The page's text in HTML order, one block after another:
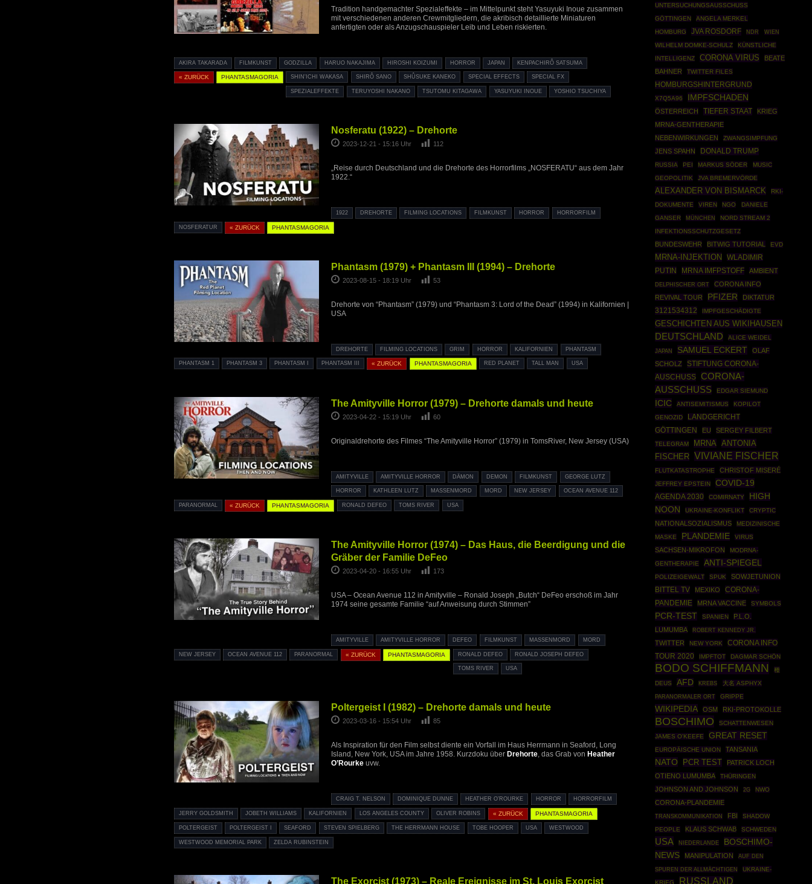
Tradition handgemachter Spezialeffekte – im Mittelpunkt steht Yasuyuki Inoue zusammen
mit verschiedenen anderen Crewmitgliedern, die akribisch detaillierte Miniaturen
anfertigten oder als Anzugschauspieler Leib und Leben riskierten.
AKIRA TAKARADA FILMKUNST GODZILLA HARUO NAKAJIMA HIROSHI KOIZUMI HORROR JAPAN KENPACHIRÔ SATSUMA
« ZURÜCK PHANTASMAGORIA SHIN'ICHI WAKASA SHIRÔ SANO SHÛSUKE KANEKO SPECIAL EFFECTS SPECIAL FX
SPEZIALEFFEKTE TERUYOSHI NAKANO TSUTOMU KITAGAWA YASUYUKI INOUE YOSHIO TSUCHIYA
Nosferatu (1922) – Drehorte
2023-12-21 - 15:16 Uhr 112
„Reise durch Deutschland und die Drehorte des Horrorfilms „NOSFERATU“ aus dem Jahr
1922.“
1922 DREHORTE FILMING LOCATIONS FILMKUNST HORROR HORRORFILM
NOSFERATUR « ZURÜCK PHANTASMAGORIA
Phantasm (1979) + Phantasm III (1994) – Drehorte
2023-08-15 - 18:19 Uhr 53
Drehorte von “Phantasm” (1979) und “Phantasm 3: Lord of the Dead” (1994) in Kalifornien |
USA
DREHORTE FILMING LOCATIONS GRIM HORROR KALIFORNIEN PHANTASM
PHANTASM 1 PHANTASM 3 PHANTASM I PHANTASM III « ZURÜCK PHANTASMAGORIA RED PLANET TALL MAN USA
The Amityville Horror (1979) – Drehorte damals und heute
2023-04-22 - 15:19 Uhr 60
Originaldrehorte des Filmes “The Amityville Horror” (1979) in TomsRiver, New Jersey (USA)
AMITYVILLE AMITYVILLE HORROR DÄMON DEMON FILMKUNST GEORGE LUTZ
HORROR KATHLEEN LUTZ MASSENMORD MORD NEW JERSEY OCEAN AVENUE 112
PARANORMAL « ZURÜCK PHANTASMAGORIA RONALD DEFEO TOMS RIVER USA
The Amityville Horror (1974) – Das Haus, die Beerdigung und die
Gräber der Familie DeFeo
2023-04-20 - 16:55 Uhr 173
USA – Ocean Avenue 112 in Amityville – Ronald Joseph „Butch“ DeFeo erschoß im Jahr
1974 seine gesamte Familie “auf Anweisung durch Stimmen”
AMITYVILLE AMITYVILLE HORROR DEFEO FILMKUNST MASSENMORD MORD
NEW JERSEY OCEAN AVENUE 112 PARANORMAL « ZURÜCK PHANTASMAGORIA RONALD DEFEO RONALD JOSEPH DEFEO
TOMS RIVER USA
Poltergeist I (1982) – Drehorte damals und heute
2023-03-16 - 15:54 Uhr 85
Als Inspiration für den Film selbst diente ein Vorfall im Haus Herrmann in Seaford, Long
Island, New York, USA im Jahre 1958. Kurzdoku über Drehorte, das Grab von Heather
O’Rourkeuvw.
CRAIG T. NELSON DOMINIQUE DUNNE HEATHER O’ROURKE HORROR HORRORFILM
JERRY GOLDSMITH JOBETH WILLIAMS KALIFORNIEN LOS ANGELES COUNTY OLIVER ROBINS « ZURÜCK PHANTASMAGORIA
POLTERGEIST POLTERGEIST I SEAFORD STEVEN SPIELBERG THE HERRMANN HOUSE TOBE HOOPER USA WESTWOOD
WESTWOOD MEMORIAL PARK ZELDA RUBINSTEIN
The Exorcist (1973) – Reale Ereignisse im St. Louis Exorcist
UNTERSUCHUNGSAUSSCHUSS
GÖTTINGEN
ANGELA MERKEL
HOMBURG
JVA ROSDORF NDR WIEN
WILHELM DOMKE-SCHULZ
KÜNSTLICHE
INTELLIGENZ
CORONA VIRUS
BEATE
BAHNER
TWITTER FILES
HOMBURGSHINTERGRUND
X7Q5A96 IMPFSCHADEN
ÖSTERREICH TIEFER STAAT
KRIEG
MRNA-GENTHERAPIE
NEBENWIRKUNGEN
ZWANGSIMPFUNG
JENS SPAHN DONALD TRUMP
RUSSIA PEI MARKUS SÖDER
MUSIC
GEOPOLITIK
JVA BREMERVÖRDE
ALEXANDER VON BISMARCK
RKI-
DOKUMENTE
VIREN NGO
DANIELE
GANSER
MÜNCHEN
NORD STREAM 2
INFEKTIONSSCHUTZGESETZ
BUNDESWEHR BITWIG TUTORIAL EVD
MRNA-INJEKTION
WLADIMIR
PUTIN
MRNA IMFPSTOFF AMBIENT
DELPHISCHER ORT
CORONA INFO
REVIVAL TOUR
PFIZER DIKTATUR
3121534312 IMPFGESCHÄDIGTE
GESCHICHTEN AUS WIKIHAUSEN
DEUTSCHLAND ALICE WEIDEL
JAPAN SAMUEL ECKERT
OLAF
SCHOLZ
STIFTUNG CORONA-
AUSCHUSS
CORONA-
AUSSCHUSS
EDGAR SIEMUND
ICIC ANTISEMITISMUS
KOPILOT
GENOZID
LANDGERICHT
GÖTTINGEN
EU SERGEY FILBERT
TELEGRAM MRNA ANTONIA
FISCHER VIVIANE FISCHER
FLUTKATASTROPHE CHRISTOF MISERÉ
JEFFREY EPSTEIN COVID-19
AGENDA 2030 COMIRNATY
HIGH
NOON
UKRAINE-KONFLIKT CRYPTIC
NATIONALSOZIALISMUS
MEDIZINISCHE
MASKE
PLANDEMIE VIRUS
SACHSEN-MIKROFON
MODRNA-
GENTHERAPIE
ANTI-SPIEGEL
POLIZEIGEWALT SPUK SOWJETUNION
BITTEL TV MEXIKO
CORONA-
PANDEMIE
MRNA VACCINE SYMBOLS
PCR-TEST SPANIEN
P.L.O.
LUMUMBA
ROBERT KENNEDY JR.
TWITTER NEW YORK
CORONA INFO
TOUR 2020
IMPFTOT DAGMAR SCHÖN
BODO SCHIFFMANN
種
DEUS
AFD KREBS 大名 ASPHYX
PARANORMALER ORT GRIPPE
WIKIPEDIA OSM RKI-PROTOKOLLE
BOSCHIMO
SCHATTENWESEN
JAMES O'KEEFE
GREAT RESET
EUROPÄISCHE UNION TANSANIA
NATO PCR TEST
PATRICK LOCH
OTIENO LUMUMBA
THÜRINGEN
JOHNSON AND JOHNSON 2G NWO
CORONA-PLANDEMIE
TRANSKOMMUNIKATION FBI
SHADOW
PEOPLE
KLAUS SCHWAB SCHWEDEN
USA NIEDERLANDE
BOSCHIMO-
NEWS
MANIPULATION AUF DEN
SPUREN DER ALLMÄCHTIGEN
UKRAINE-
KRIEG
RUSSLAND